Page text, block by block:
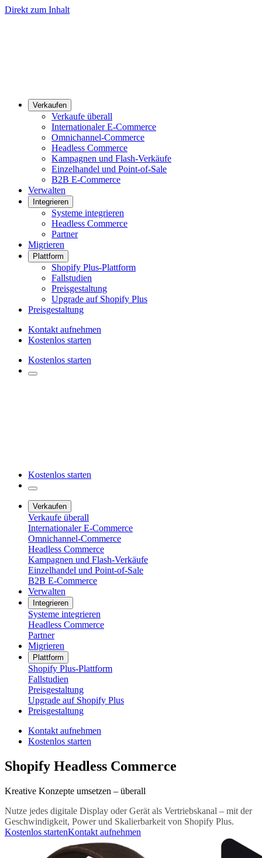
Direkt zum Inhalt
Verkaufen
Verkaufe überall
Internationaler E-Commerce
Omnichannel-Commerce
Headless Commerce
Kampagnen und Flash-Verkäufe
Einzelhandel und Point-of-Sale
B2B E-Commerce
Verwalten
Integrieren
Systeme integrieren
Headless Commerce
Partner
Migrieren
Plattform
Shopify Plus-Plattform
Fallstudien
Preisgestaltung
Upgrade auf Shopify Plus
Preisgestaltung
Kontakt aufnehmen
Kostenlos starten
Kostenlos starten
Kostenlos starten
Verkaufen
Verkaufe überall
Internationaler E-Commerce
Omnichannel-Commerce
Headless Commerce
Kampagnen und Flash-Verkäufe
Einzelhandel und Point-of-Sale
B2B E-Commerce
Verwalten
Integrieren
Systeme integrieren
Headless Commerce
Partner
Migrieren
Plattform
Shopify Plus-Plattform
Fallstudien
Preisgestaltung
Upgrade auf Shopify Plus
Preisgestaltung
Kontakt aufnehmen
Kostenlos starten
Shopify Headless Commerce
Kreative Konzepte umsetzen – überall
Nutze jedes digitale Display oder Gerät als Vertriebskanal – mit der
Geschwindigkeit, Power und Skalierbarkeit von Shopify Plus.
Kostenlos startenKontakt aufnehmen